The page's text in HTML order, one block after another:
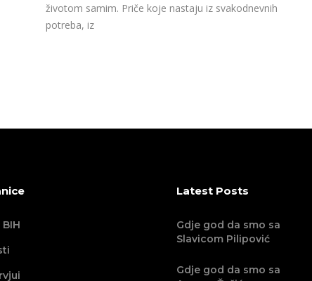
životom samim. Priče koje nastaju iz svakodnevnih
potreba, iz
BIH
Latest Posts
Gdje god da smo sa
Slavicom Pilipović
Gdje god da smo sa